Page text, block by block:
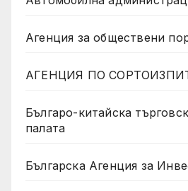
Агенция за обществени
АГЕНЦИЯ ПО
Българо-китайска
палата
Българска Агенция за